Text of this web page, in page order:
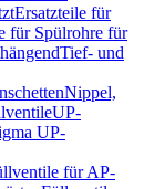
Ersatzteile für
für Spülrohre für
Tief- und
Nippel,
UP-
UP-
für AP-